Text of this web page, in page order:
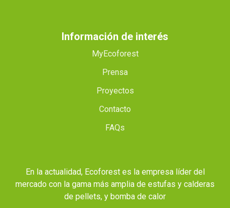
Información de interés
MyEcoforest
Prensa
Proyectos
Contacto
FAQs
En la actualidad, Ecoforest es la empresa líder del
mercado con la gama más amplia de estufas y calderas
de pellets, y bomba de calor